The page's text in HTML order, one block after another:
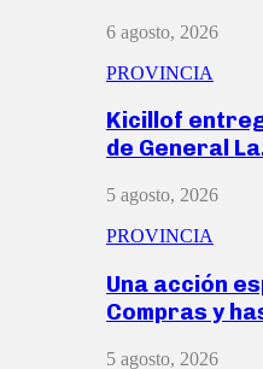
6 agosto, 2026
PROVINCIA
Kicillof
de General
5 agosto, 2026
PROVINCIA
Una acción
Compras y
5 agosto, 2026